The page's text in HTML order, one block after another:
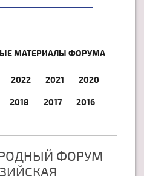
МАТЕРИАЛЫ ФОРУМА
2022 2021 2020
2018 2017 2016
ФОРУМ